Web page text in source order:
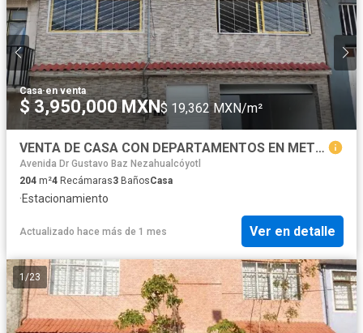
Casa·en venta
$ 3,950,000 MXN$ 19,362 MXN/m²
VENTA DE CASA CON DEPARTAMENTOS EN METROPOLITANA, NEZAHUALCOYOTL TERCERA SECCION
Avenida Dr Gustavo Baz Nezahualcóyotl
204 m²4 Recámaras3 BañosCasa
·Estacionamiento
Actualizado hace más de 1 mes Ver en detalle
1 /23